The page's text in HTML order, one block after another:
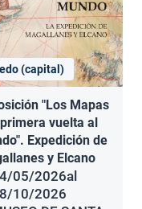
(capital)
"Los Mapas
vuelta al
Expedición de
y Elcano
05/2026al
10/2026